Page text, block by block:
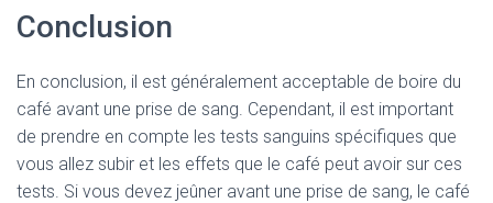
Conclusion
En conclusion, il est généralement acceptable de boire du
café avant une prise de sang. Cependant, il est important
de prendre en compte les tests sanguins spécifiques que
vous allez subir et les effets que le café peut avoir sur ces
tests. Si vous devez jeûner avant une prise de sang, le café